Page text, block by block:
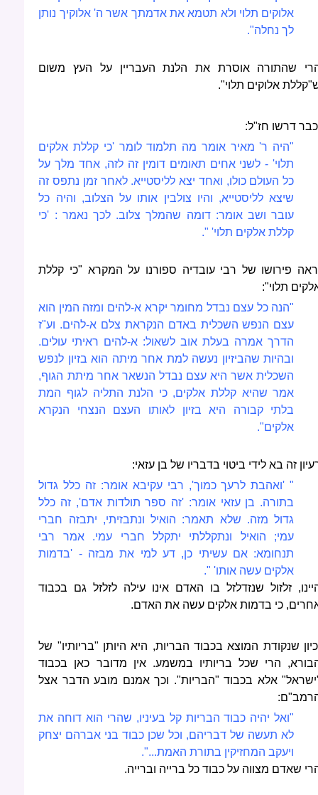
אלוקים תלוי ולא תטמא את אדמתך אשר ה' אלוקיך נותן
לך נחלה".
שהתורה אוסרת את הלנת העבריין על העץ משום
אלוקים תלוי".
דרשו חז"ל:
"היה ר' מאיר אומר מה תלמוד לומר 'כי קללת אלקים
תלוי' - לשני אחים תאומים דומין זה לזה, אחד מלך על
כל העולם כולו, ואחד יצא לליסטייא. לאחר זמן נתפס זה
שיצא לליסטייא, והיו צולבין אותו על הצלוב, והיה כל
עובר ושב אומר: דומה שהמלך צלוב. לכך נאמר : 'כי
קללת אלקים תלוי' ".
פירושו של רבי עובדיה ספורנו על המקרא "כי קללת
תלוי":
"הנה כל עצם נבדל מחומר יקרא א-להים ומזה המין הוא
עצם הנפש השכלית באדם הנקראת צלם א-להים. וע"ז
הדרך אמרה בעלת אוב לשאול: א-להים ראיתי עולים.
ובהיות שהביזיון נעשה למת אחר מיתה הוא בזיון לנפש
השכלית אשר היא עצם נבדל הנשאר אחר מיתת הגוף,
אמר שהיא קללת אלקים, כי הלנת התליה לגוף המת
בלתי קבורה היא בזיון לאותו העצם הנצחי הנקרא
אלקים".
זה בא לידי ביטוי בדבריו של בן עזאי:
" 'ואהבת לרעך כמוך', רבי עקיבא אומר: זה כלל גדול
בתורה. בן עזאי אומר: 'זה ספר תולדות אדם', זה כלל
גדול מזה. שלא תאמר: הואיל ונתבזיתי, יתבזה חברי
עמי; הואיל ונתקללתי יתקלל חברי עמי. אמר רבי
תנחומא: אם עשיתי כן, דע למי את מבזה - 'בדמות
אלקים עשה אותו' ".
זלזול שנזדלזל בו האדם אינו עילה לזלזל גם בכבוד
כי בדמות אלקים עשה את האדם.
שנקודת המוצא בכבוד הבריות, היא היותן "בריותיו" של
הרי שכל בריותיו במשמע. אין מדובר כאן בכבוד
אלא בכבוד "הבריות". וכך אמנם מובע הדבר אצל
"ואל יהיה כבוד הבריות קל בעיניו, שהרי הוא דוחה את
לא תעשה של דבריהם, וכל שכן כבוד בני אברהם יצחק
ויעקב המחזיקין בתורת האמת...".
שאדם מצווה על כבוד כל ברייה וברייה.